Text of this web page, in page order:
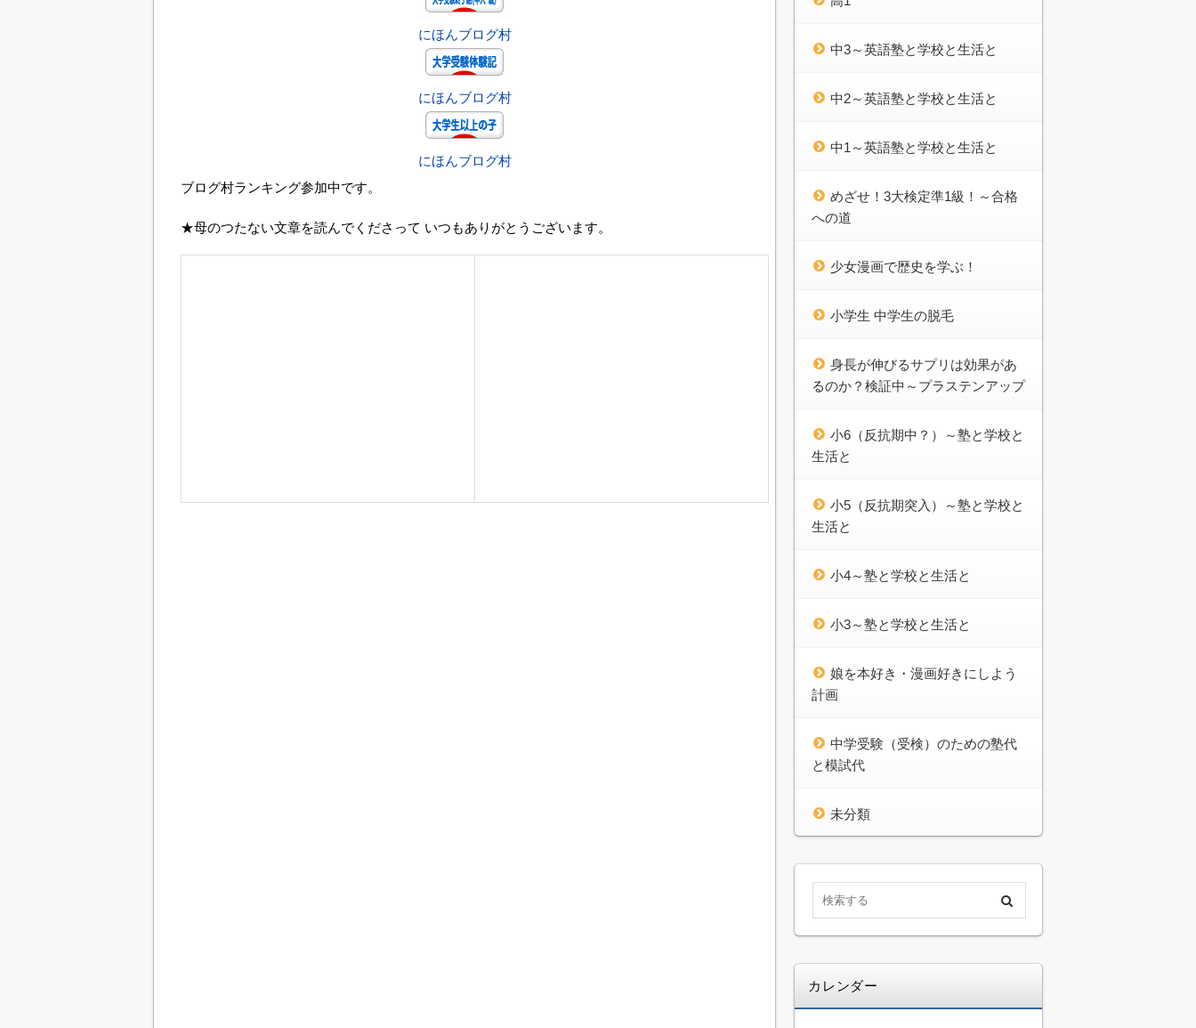
にほんブログ村
にほんブログ村
にほんブログ村
ブログ村ランキング参加中です。
★母のつたない文章を読んでくださって いつもありがとうございます。
中3～英語塾と学校と生活と
中2～英語塾と学校と生活と
中1～英語塾と学校と生活と
めざせ！3大検定準1級！～合格
への道
少女漫画で歴史を学ぶ！
小学生 中学生の脱毛
身長が伸びるサプリは効果があ
るのか？検証中～プラステンアップ
小6（反抗期中？）～塾と学校と
生活と
小5（反抗期突入）～塾と学校と
生活と
小4～塾と学校と生活と
小3～塾と学校と生活と
娘を本好き・漫画好きにしよう
計画
中学受験（受検）のための塾代
と模試代
未分類
カレンダー